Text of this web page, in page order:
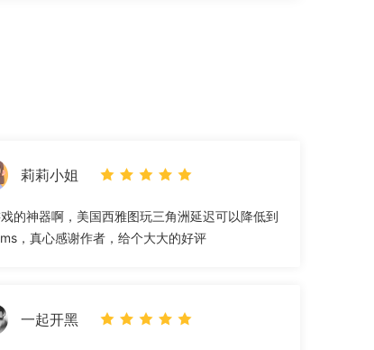
莉莉小姐
的神器啊，美国西雅图玩三角洲延迟可以降低到
，真心感谢作者，给个大大的好评
一起开黑